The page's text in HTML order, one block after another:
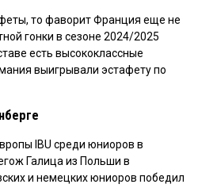
то фаворит Франция еще не
гонки в сезоне 2024/2025
есть высококлассные
выигрывали эстафету по
IBU среди юниоров в
Галица из Польши в
и немецких юниоров победил